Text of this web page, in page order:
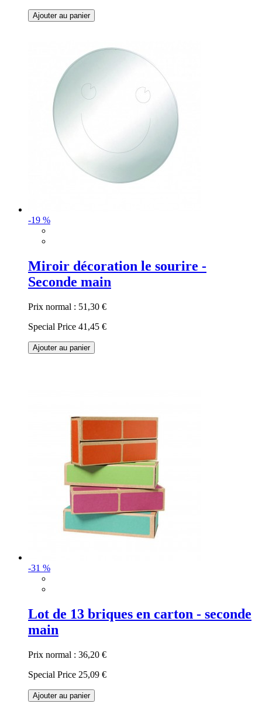
Ajouter au panier
-19 %
Miroir décoration le sourire -
Seconde main
Prix normal : 51,30 €
Special Price 41,45 €
Ajouter au panier
-31 %
Lot de 13 briques en carton - seconde
main
Prix normal : 36,20 €
Special Price 25,09 €
Ajouter au panier